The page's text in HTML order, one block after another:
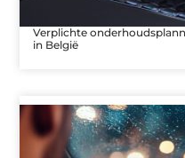
Verplichte
in België